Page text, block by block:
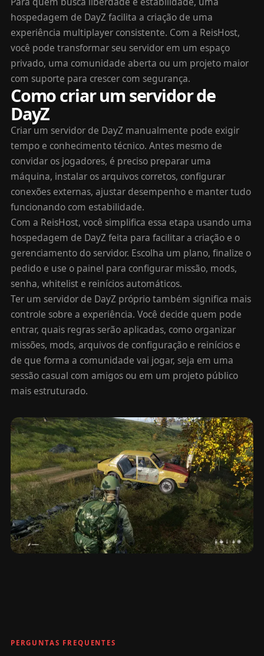
hospedagem de DayZ facilita a criação de uma
experiência multiplayer consistente. Com a ReisHost,
você pode transformar seu servidor em um espaço
privado, uma comunidade aberta ou um projeto maior
com suporte para crescer com segurança.
Como criar um servidor de
DayZ
Criar um servidor de DayZ manualmente pode exigir
tempo e conhecimento técnico. Antes mesmo de
convidar os jogadores, é preciso preparar uma
máquina, instalar os arquivos corretos, configurar
conexões externas, ajustar desempenho e manter tudo
funcionando com estabilidade.
Com a ReisHost, você simplifica essa etapa usando uma
hospedagem de DayZ feita para facilitar a criação e o
gerenciamento do servidor. Escolha um plano, finalize o
pedido e use o painel para configurar missão, mods,
senha, whitelist e reinícios automáticos.
Ter um servidor de DayZ próprio também significa mais
controle sobre a experiência. Você decide quem pode
entrar, quais regras serão aplicadas, como organizar
missões, mods, arquivos de configuração e reinícios e
de que forma a comunidade vai jogar, seja em uma
sessão casual com amigos ou em um projeto público
mais estruturado.
PERGUNTAS FREQUENTES